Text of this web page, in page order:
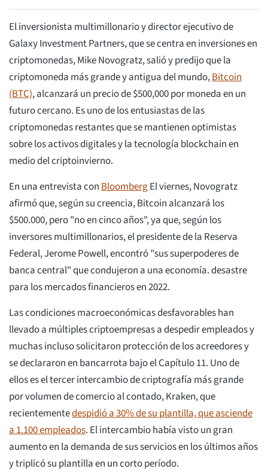
El inversionista multimillonario y director ejecutivo de
Galaxy Investment Partners, que se centra en inversiones en
criptomonedas, Mike Novogratz, salió y predijo que la
criptomoneda más grande y antigua del mundo,Bitcoin
(BTC), alcanzará un precio de $500,000 por moneda en un
futuro cercano. Es uno de los entusiastas de las
criptomonedas restantes que se mantienen optimistas
sobre los activos digitales y la tecnología blockchain en
medio del criptoinvierno.
En una entrevista conBloombergEl viernes, Novogratz
afirmó que, según su creencia, Bitcoin alcanzará los
$500.000, pero "no en cinco años", ya que, según los
inversores multimillonarios, el presidente de la Reserva
Federal, Jerome Powell, encontró "sus superpoderes de
banca central" que condujeron a una economía. desastre
para los mercados financieros en 2022.
Las condiciones macroeconómicas desfavorables han
llevado a múltiples criptoempresas a despedir empleados y
muchas incluso solicitaron protección de los acreedores y
se declararon en bancarrota bajo el Capítulo 11. Uno de
ellos es el tercer intercambio de criptografía más grande
por volumen de comercio al contado, Kraken, que
recientementedespidió a 30% de su plantilla, que asciende
a 1.100 empleados. El intercambio había visto un gran
aumento en la demanda de sus servicios en los últimos años
y triplicó su plantilla en un corto período.